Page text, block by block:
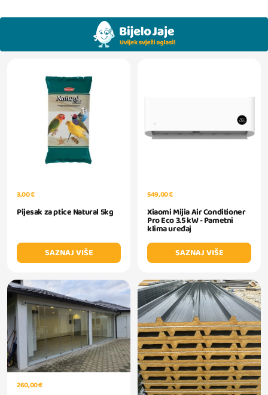
3,00 €
Pijesak za ptice Natural 5kg
SAZNAJ VIŠE
549,00 €
Xiaomi Mijia Air Conditioner
Pro Eco 3.5 kW - Pametni
klima uređaj
SAZNAJ VIŠE
260,00 €